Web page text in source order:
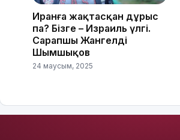
Иранға жақтасқан дұрыс
па? Бізге – Израиль үлгі.
Сарапшы Жангелді
Шымшықов
24 маусым, 2025